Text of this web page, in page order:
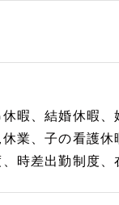
暇、結婚休暇
業、子の看護
時差出勤制度、